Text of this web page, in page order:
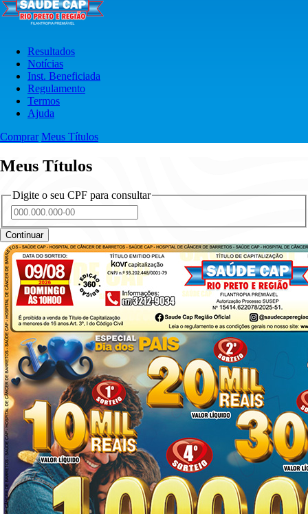
Resultados
Notícias
Inst. Beneficiada
Regulamento
Termos
Ajuda
Comprar Meus Títulos
Meus Títulos
Digite o seu CPF para consultar
Continuar